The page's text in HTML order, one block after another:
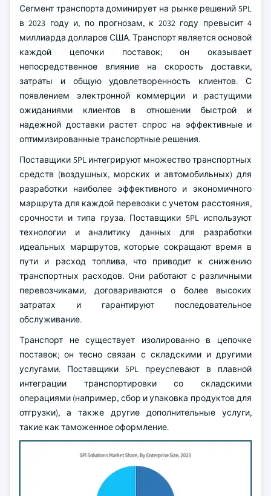
Сегмент транспорта доминирует на рынке решений 5PL
в 2023 году и, по прогнозам, к 2032 году превысит 4
миллиарда долларов США. Транспорт является основой
каждой цепочки поставок; он оказывает
непосредственное влияние на скорость доставки,
затраты и общую удовлетворенность клиентов. С
появлением электронной коммерции и растущими
ожиданиями клиентов в отношении быстрой и
надежной доставки растет спрос на эффективные и
оптимизированные транспортные решения.
Поставщики 5PL интегрируют множество транспортных
средств (воздушных, морских и автомобильных) для
разработки наиболее эффективного и экономичного
маршрута для каждой перевозки с учетом расстояния,
срочности и типа груза. Поставщики 5PL используют
технологии и аналитику данных для разработки
идеальных маршрутов, которые сокращают время в
пути и расход топлива, что приводит к снижению
транспортных расходов. Они работают с различными
перевозчиками, договариваются о более высоких
затратах и гарантируют последовательное
обслуживание.
Транспорт не существует изолированно в цепочке
поставок; он тесно связан с складскими и другими
услугами. Поставщики 5PL преуспевают в плавной
интеграции транспортировки со складскими
операциями (например, сбор и упаковка продуктов для
отгрузки), а также другие дополнительные услуги,
такие как таможенное оформление.